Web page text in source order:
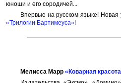
юноши и его сородичей...
Впервые на русском языке! Новая
«Трилогии Бартимеуса»!
Мелисса Марр «Коварная